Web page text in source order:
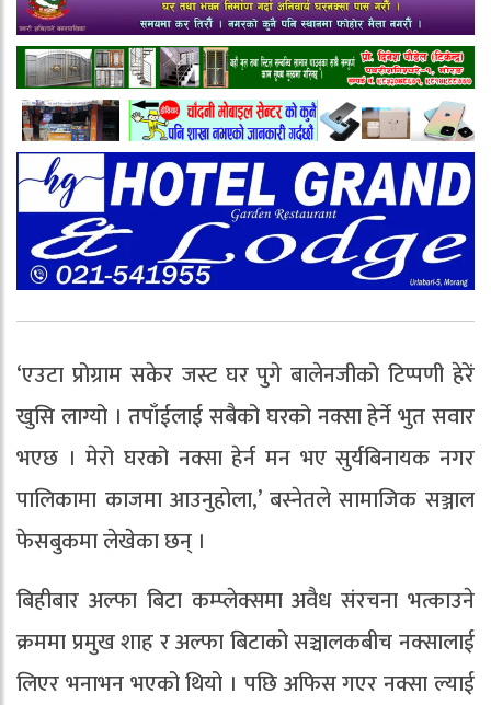
‘एउटा प्रोग्राम सकेर जस्ट घर पुगे बालेनजीको टिप्पणी हेरें
खुसि लाग्यो । तपाँईलाई सबैको घरको नक्सा हेर्ने भुत सवार
भएछ । मेरो घरको नक्सा हेर्न मन भए सुर्यबिनायक नगर
पालिकामा काजमा आउनुहोला,’ बस्नेतले सामाजिक सञ्जाल
फेसबुकमा लेखेका छन् ।
बिहीबार अल्फा बिटा कम्प्लेक्समा अवैध संरचना भत्काउने
क्रममा प्रमुख शाह र अल्फा बिटाको सञ्चालकबीच नक्सालाई
लिएर भनाभन भएको थियो । पछि अफिस गएर नक्सा ल्याई